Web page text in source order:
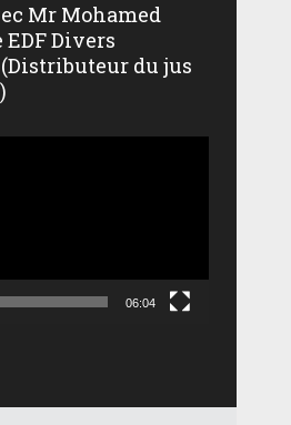
Mr Mohamed
EDF Divers
du jus
06:04